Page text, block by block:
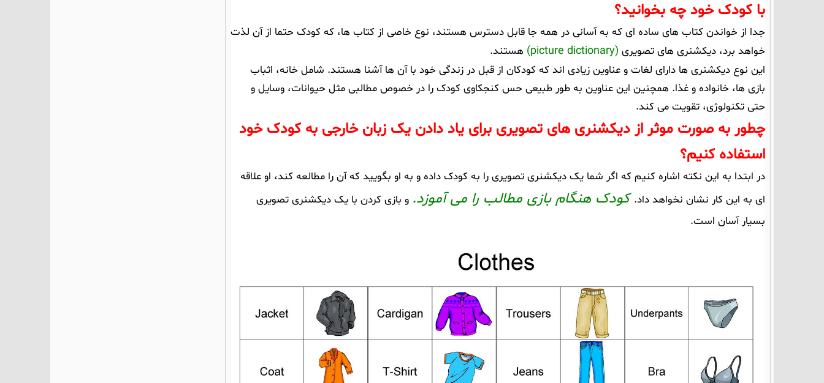
با کودک خود چه بخوانید؟
جدا از خواندن کتاب های ساده ای که به آسانی در همه جا قابل دسترس هستند، نوع خاصی از کتاب ها، که کودک حتما از آن لذت
خواهد برد، دیکشنری های تصویری (picture dictionary)
هستند.
این نوع دیکشنری ها دارای لغات و عناوین زیادی اند که کودکان از قبل در زندگی خود با آن ها آشنا هستند. شامل خانه، اثباب
بازی ها، خانواده و غذا. همچنین این عناوین به طور طبیعی حس کنجکاوی کودک را در خصوص مطالبی مثل حیوانات، وسایل و
حتی تکنولوژی، تقویت می کند.
چطور به صورت موثر از دیکشنری های تصویری برای یاد دادن یک زبان خارجی به کودک خود
استفاده کنیم؟
در ابتدا به این نکته اشاره کنیم که اگر شما یک دیکشنری تصویری را به کودک داده و به او بگویید که آن را مطالعه کند، او علاقه
ای به این کار نشان نخواهد داد. کودک هنگام بازی مطالب را می آموزد. و بازی کردن با یک دیکشنری تصویری
بسیار آسان است.